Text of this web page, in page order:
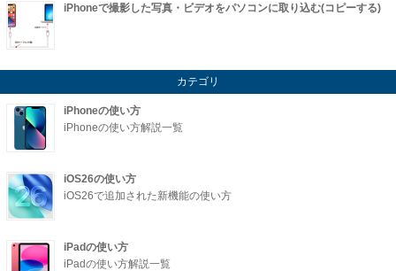
iPhoneで撮影した写真・ビデオをパソコンに取り込む(コピーする)
カテゴリ
iPhoneの使い方
iPhoneの使い方解説一覧
iOS26の使い方
iOS26で追加された新機能の使い方
iPadの使い方
iPadの使い方解説一覧